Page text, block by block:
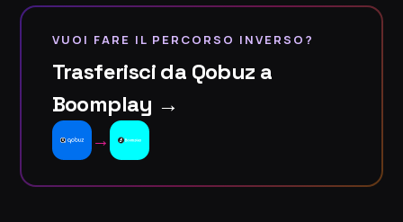
VUOI FARE IL PERCORSO INVERSO?
Trasferisci da Qobuz a
Boomplay →
→